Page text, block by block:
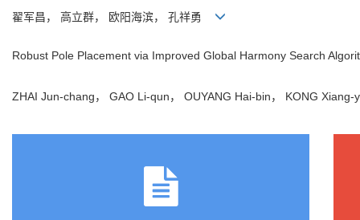
翟军昌， 高立群， 欧阳海滨， 孔祥勇
Robust Pole Placement via Improved Global Harmony Search
ZHAI Jun-chang， GAO Li-qun， OUYANG Hai-bin， KONG